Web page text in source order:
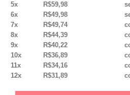
5x
R$59,98
6x
R$49,98
7x
R$49,74
8x
R$44,39
9x
R$40,22
10x
R$36,89
11x
R$34,16
12x
R$31,89